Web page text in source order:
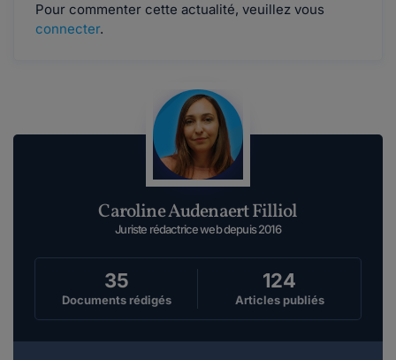
Pour commenter cette actualité, veuillez vous
connecter.
Caroline Audenaert Filliol
Juriste rédactrice web depuis 2016
35
Documents rédigés
124
Articles publiés